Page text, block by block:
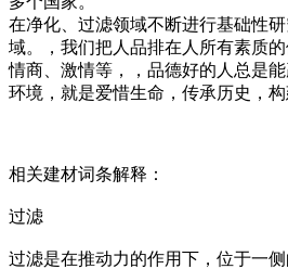
在净化、过滤领域不断进行基础性
域。，我们把人品排在人所有素质的
情商、激情等，，品德好的人总是
环境，就是爱惜生命，传承历史，构
相关建材词条解释：
过滤
过滤是在推动力的作用下，位于一